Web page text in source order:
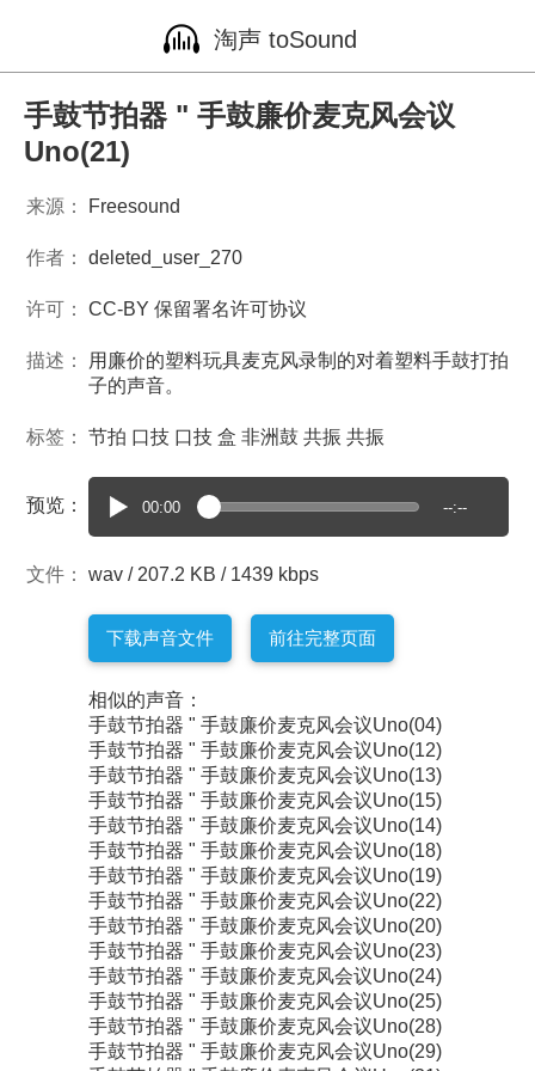
淘声 toSound
手鼓节拍器 " 手鼓廉价麦克风会议
Uno(21)
来源： Freesound
作者： deleted_user_270
许可： CC-BY 保留署名许可协议
描述：
用廉价的塑料玩具麦克风录制的对着塑料手鼓打拍
子的声音。
标签： 节拍 口技 口技 盒 非洲鼓 共振 共振
预览： 00:00 --:--
文件： wav / 207.2 KB / 1439 kbps
下载声音文件 前往完整页面
相似的声音：
手鼓节拍器 " 手鼓廉价麦克风会议Uno(04)
手鼓节拍器 " 手鼓廉价麦克风会议Uno(12)
手鼓节拍器 " 手鼓廉价麦克风会议Uno(13)
手鼓节拍器 " 手鼓廉价麦克风会议Uno(15)
手鼓节拍器 " 手鼓廉价麦克风会议Uno(14)
手鼓节拍器 " 手鼓廉价麦克风会议Uno(18)
手鼓节拍器 " 手鼓廉价麦克风会议Uno(19)
手鼓节拍器 " 手鼓廉价麦克风会议Uno(22)
手鼓节拍器 " 手鼓廉价麦克风会议Uno(20)
手鼓节拍器 " 手鼓廉价麦克风会议Uno(23)
手鼓节拍器 " 手鼓廉价麦克风会议Uno(24)
手鼓节拍器 " 手鼓廉价麦克风会议Uno(25)
手鼓节拍器 " 手鼓廉价麦克风会议Uno(28)
手鼓节拍器 " 手鼓廉价麦克风会议Uno(29)